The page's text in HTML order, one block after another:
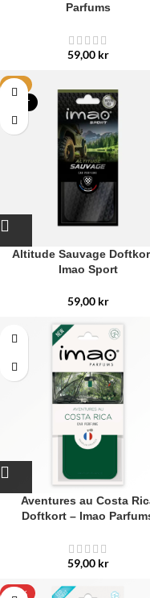
Parfums
59,00 kr
HET
NYTT
Altitude Sauvage
Imao Sport
59,00 kr
Aventures au Costa
Doftkort – Imao
59,00 kr
-15%